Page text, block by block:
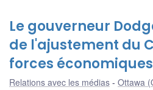
Le gouverneur
de l'ajustement du
forces
Relations avec les médias Ottawa